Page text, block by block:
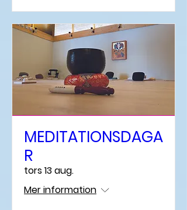
MEDITATIONSDAGA
R
tors 13 aug.
Mer information